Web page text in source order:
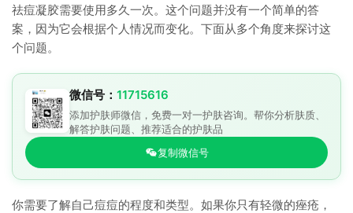
祛痘凝胶需要使用多久一次。这个问题并没有一个简单的答
案，因为它会根据个人情况而变化。下面从多个角度来探讨这
个问题。
微信号： 11715616
添加护肤师微信，免费一对一护肤咨询。帮你分析肤质、
解答护肤问题、推荐适合的护肤品
复制微信号
你需要了解自己痘痘的程度和类型。如果你只有轻微的痤疮，